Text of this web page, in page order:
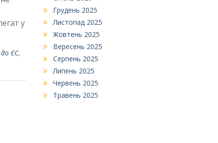
у
ЄС,
Грудень 2025
Листопад 2025
Жовтень 2025
Вересень 2025
Серпень 2025
Липень 2025
Червень 2025
Травень 2025